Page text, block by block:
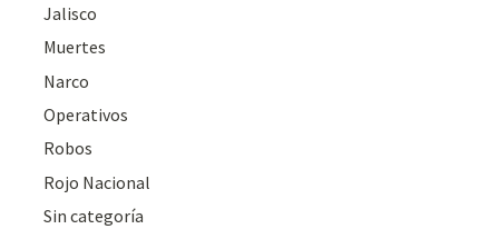
Jalisco
Muertes
Narco
Operativos
Robos
Rojo Nacional
Sin categoría